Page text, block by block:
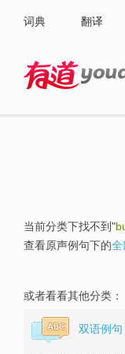
词典 翻译
当前分类下找不到"
查看原声例句下的全
或者看看其他分类：
双语例句